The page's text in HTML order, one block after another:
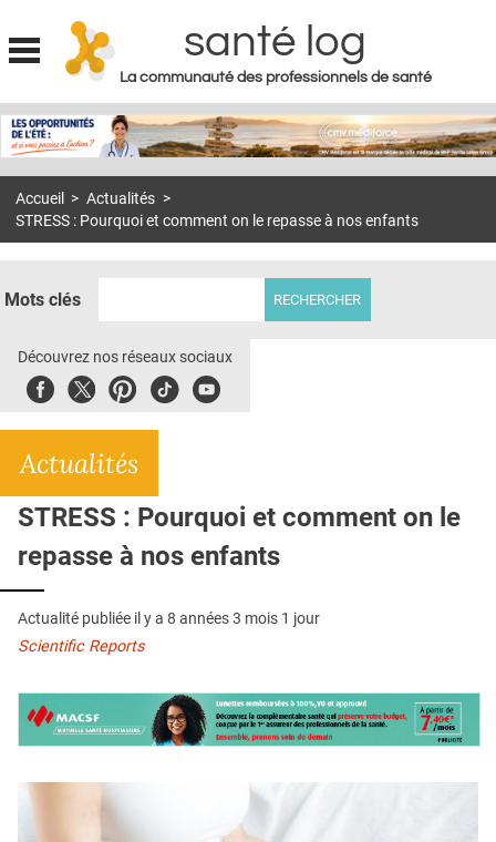
Jump to navigation
santé log
La communauté des professionnels de santé
MON COMPTE
S'ABONNER À LA REVUE SOIN À DOMICILE
DOSSIERS
E-REVUE SAD
L'APP
QUI SOMMES-NOUS ?
PUBLICITÉ
CONDITIONS GÉNÉRALES
CONTACT
Accueil > Actualités >
STRESS : Pourquoi et comment on le repasse à nos enfants
Mots clés
Découvrez nos réseaux sociaux
FacebookTwitterPinterest
TiktokYoubute
Actualités
STRESS : Pourquoi et comment on le
repasse à nos enfants
Actualité publiée il y a 8 années 3 mois 1 jour
Scientific Reports